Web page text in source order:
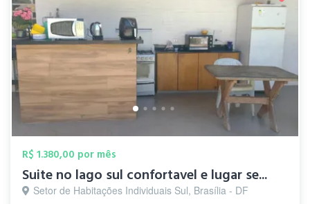
R$ 1.380,00 por mês
Suite no lago sul confortavel e lugar se...
Setor de Habitações Individuais Sul, Brasília - DF